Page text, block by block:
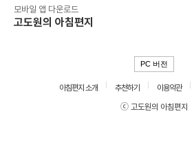
모바일 앱 다운로드
고도원의 아침편지
PC 버전
아침편지 소개 추천하기 이용약관
ⓒ 고도원의 아침편지